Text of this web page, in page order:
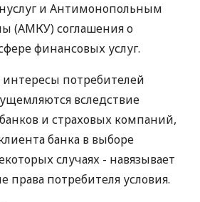
и Антимонопольным
(АМКУ) соглашения о
финансовых услуг.
интересы потребителей
вследствие
и страховых компаний,
банка в выборе
случаях - навязывает
потребителя условия.